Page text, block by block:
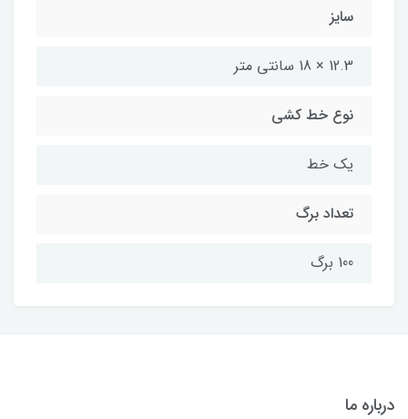
سایز
12.3 × 18 سانتی متر
نوع خط کشی
یک خط
تعداد برگ
100 برگ
درباره ما